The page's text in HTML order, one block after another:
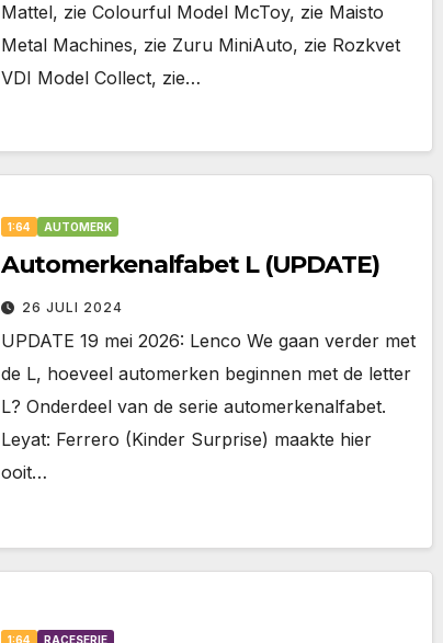
Mattel, zie Colourful Model McToy, zie Maisto
Metal Machines, zie Zuru MiniAuto, zie Rozkvet
VDI Model Collect, zie…
1:64 AUTOMERK
Automerkenalfabet L (UPDATE)
26 JULI 2024
UPDATE 19 mei 2026: Lenco We gaan verder met
de L, hoeveel automerken beginnen met de letter
L? Onderdeel van de serie automerkenalfabet.
Leyat: Ferrero (Kinder Surprise) maakte hier
ooit…
1:64 RACESERIE